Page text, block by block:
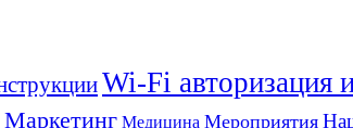
Wi-Fi авторизация
Маркетинг Медицина Мероприятия